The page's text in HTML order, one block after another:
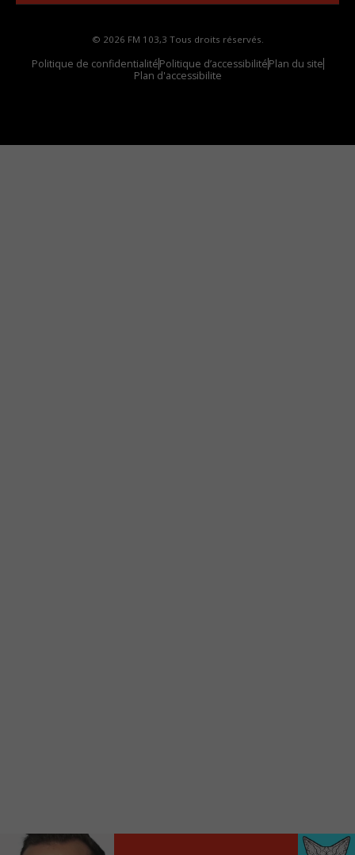
© 2026 FM 103,3 Tous droits réservés.
Politique de confidentialitéPolitique d’accessibilitéPlan du site
Plan d'accessibilite
Audio